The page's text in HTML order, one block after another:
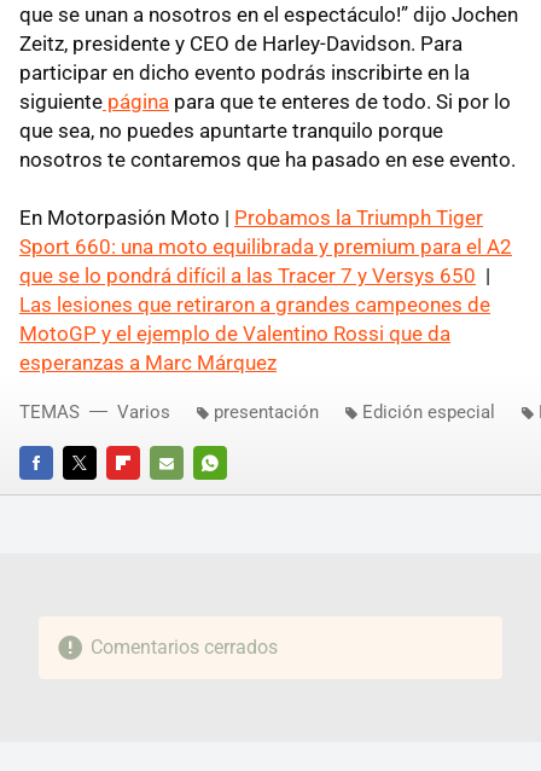
que se unan a nosotros en el espectáculo!” dijo Jochen
Zeitz, presidente y CEO de Harley-Davidson. Para
participar en dicho evento podrás inscribirte en la
siguiente página para que te enteres de todo. Si por lo
que sea, no puedes apuntarte tranquilo porque
nosotros te contaremos que ha pasado en ese evento.
En Motorpasión Moto | Probamos la Triumph Tiger
Sport 660: una moto equilibrada y premium para el A2
que se lo pondrá difícil a las Tracer 7 y Versys 650 |
Las lesiones que retiraron a grandes campeones de
MotoGP y el ejemplo de Valentino Rossi que da
esperanzas a Marc Márquez
FACEBOOKTWITTERFLIPBOARD
E-
WHATSAPP
TEMAS Varios presentación Edición especial
Comentarios cerrados